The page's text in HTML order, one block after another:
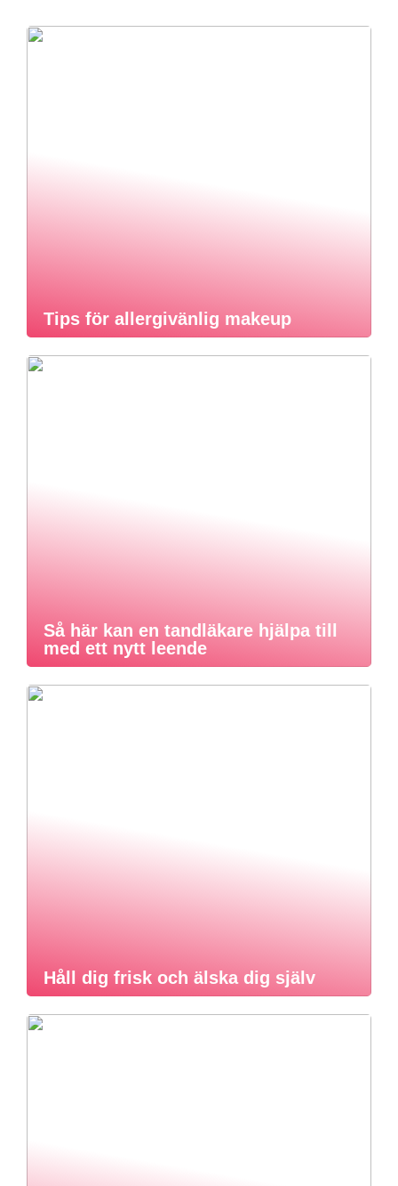
Tips för allergivänlig makeup
Så här kan en tandläkare hjälpa till
med ett nytt leende
Håll dig frisk och älska dig själv